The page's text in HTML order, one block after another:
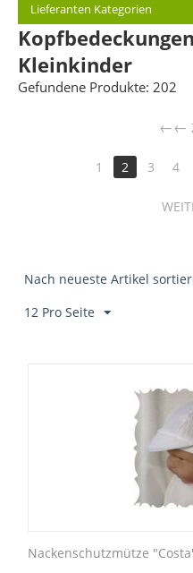
Lieferanten Kategorien
Kleinkinder
Gefundene Produkte: 202
←
1 2 3 4
Nach neueste Artikel
12 Pro Seite
Nackenschutzmütze